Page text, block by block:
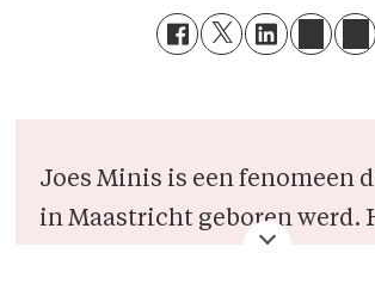
Joes Minis is een fenomeen
in Maastricht geboren werd.